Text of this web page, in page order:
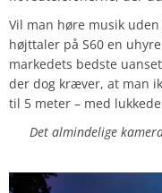
Vil man høre musik
højttaler på S60 en
markedets bedste
der dog kræver, at man
til 5 meter – med
Det almindelige